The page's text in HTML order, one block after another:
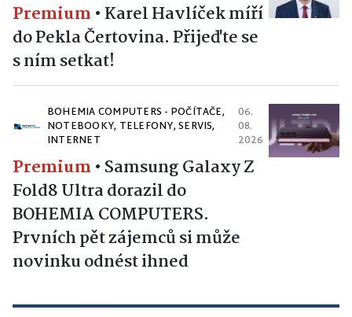
Premium • Karel Havlíček míří
do Pekla Čertovina. Přijeďte se
s ním setkat!
BOHEMIA COMPUTERS - POČÍTAČE,
NOTEBOOKY, TELEFONY, SERVIS,
INTERNET
06.
08.
2026
Premium • Samsung Galaxy Z
Fold8 Ultra dorazil do
BOHEMIA COMPUTERS.
Prvních pět zájemců si může
novinku odnést ihned